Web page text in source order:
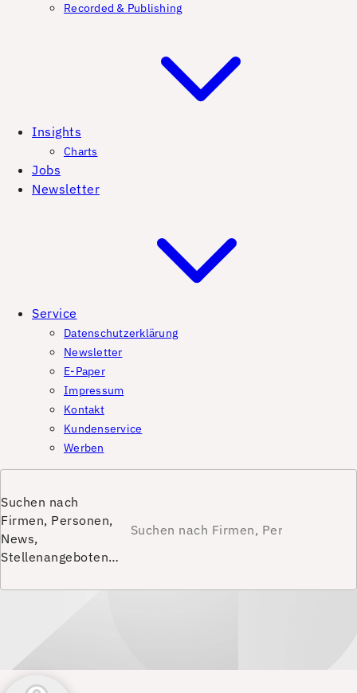
Recorded & Publishing
Insights
Charts
Jobs
Newsletter
Service
Datenschutzerklärung
Newsletter
E-Paper
Impressum
Kontakt
Kundenservice
Werben
Suchen nach
Firmen, Personen,
News,
Stellenangeboten…